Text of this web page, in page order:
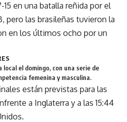
15 en una batalla reñida por el
pero las brasileñas tuvieron la
en los últimos ocho por un
el domingo, con una serie de
femenina y masculina.
están previstas para las
a Inglaterra y a las 15:44